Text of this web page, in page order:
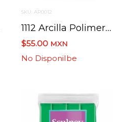
SKU: AP0012
1112 Arcilla Polimeri Scul Iii S302 Perla Fucsia 57 G
$55.00 MXN
No Disponilbe